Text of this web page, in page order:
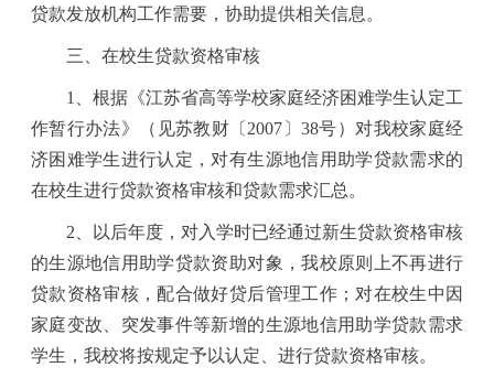
贷款发放机构工作需要，协助提供相关信息。
三、在校生贷款资格审核
1
、根据《江苏省高等学校家庭经济困难学生认定工
作暂行办法》（见苏教财〔 2007 〕38号）对我校家庭经
济困难学生进行认定，对有生源地信用助学贷款需求的
在校生进行贷款资格审核和贷款需求汇总。
2 、以后年度，对入学时已经通过新生贷款资格审核
的生源地信用助学贷款资助对象，我校原则上不再进行
贷款资格审核，配合做好贷后管理工作；对在校生中因
家庭变故、突发事件等新增的生源地信用助学贷款需求
学生，我校将按规定予以认定、进行贷款资格审核。